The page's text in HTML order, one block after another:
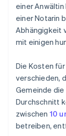
einer
einer Notarin
Abhängigkeit
mit einigen
Die Kosten
verschieden,
Gemeinde
Durchschnitt
zwischen 10
betreiben,